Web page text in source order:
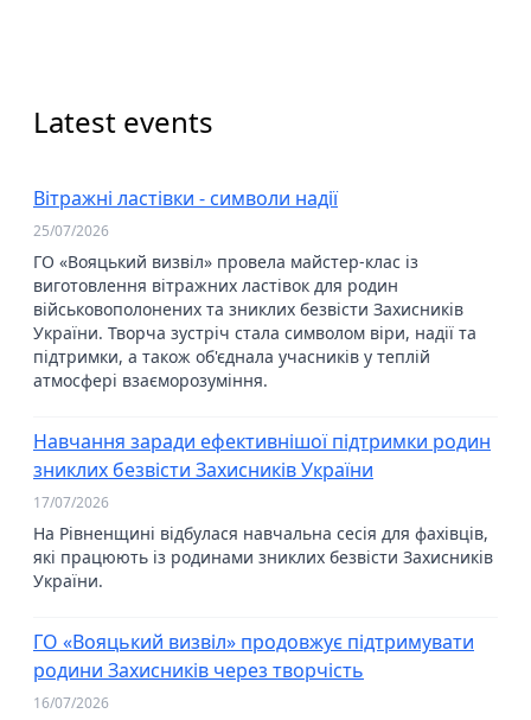
Latest events
Вітражні ластівки - символи надії
25/07/2026
ГО «Вояцький визвіл» провела майстер-клас із
виготовлення вітражних ластівок для родин
військовополонених та зниклих безвісти Захисників
України. Творча зустріч стала символом віри, надії та
підтримки, а також об'єднала учасників у теплій
атмосфері взаєморозуміння.
Навчання заради ефективнішої підтримки родин
зниклих безвісти Захисників України
17/07/2026
На Рівненщині відбулася навчальна сесія для фахівців,
які працюють із родинами зниклих безвісти Захисників
України.
ГО «Вояцький визвіл» продовжує підтримувати
родини Захисників через творчість
16/07/2026